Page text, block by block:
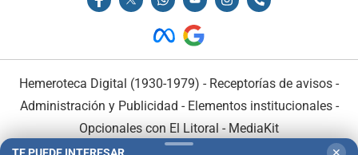
Hemeroteca Digital (1930-1979) - Receptorías de avisos -
Administración y Publicidad - Elementos institucionales-
Opcionales con El Litoral - MediaKit